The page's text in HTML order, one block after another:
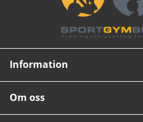
Information
Om oss